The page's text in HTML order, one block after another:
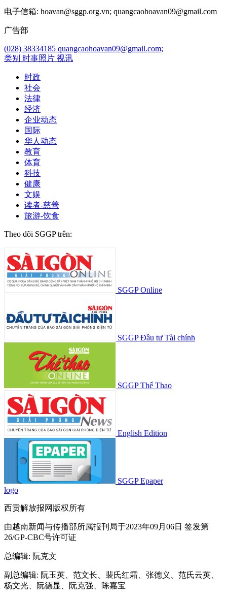
电子信箱: hoavan@sggp.org.vn; quangcaohoavan09@gmail.com
广告部
(028) 38334185 quangcaohoavan09@gmail.com;
类别 时事照片 视讯
时政
社会
法律
经济
企业动态
国际
华人动态
教育
体育
科技
健康
文娱
读者-慈善
旅游-饮食
Theo dõi SGGP trên:
SGGP Online
SGGP Đầu tư Tài chính
SGGP Thể Thao
English Edition
SGGP Epaper
logo
西贡解放报网版权所有
由越南新闻与传播部所属报刊局于2023年09月06日 签发第
26/GP-CBC号许可证
总编辑: 阮克文
副总编辑: 阮玉英、范文长、裴氏红霜、张德义、范氏云英、
杨文光、阮德显、阮克强、陈嘉宝